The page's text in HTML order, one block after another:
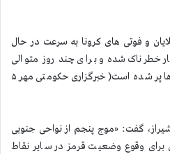
و فوتی های کرونا به سرعت در حال
خطرناک شده و برای چند روز متوالی
مبتلایان چهار رقمی و همه تخت‌ها پر شده است(خبرگزاری حکومتی مهر ۵
گفت: «موج پنجم از نواحی جنوبی
برای وقوع وضعیت قرمز در سایر نقاط